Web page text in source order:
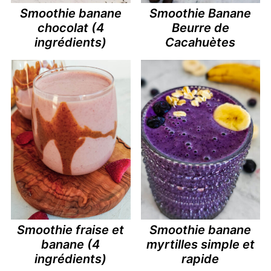
Smoothie banane
chocolat (4
ingrédients)
Smoothie Banane
Beurre de
Cacahuètes
Smoothie fraise et
banane (4
ingrédients)
Smoothie banane
myrtilles simple et
rapide